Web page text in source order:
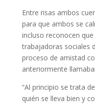
Entre risas ambos
para que ambos se
incluso reconocen
trabajadoras sociales
proceso de amistad
anteriormente
“Al principio se trata
quién se lleva bien y